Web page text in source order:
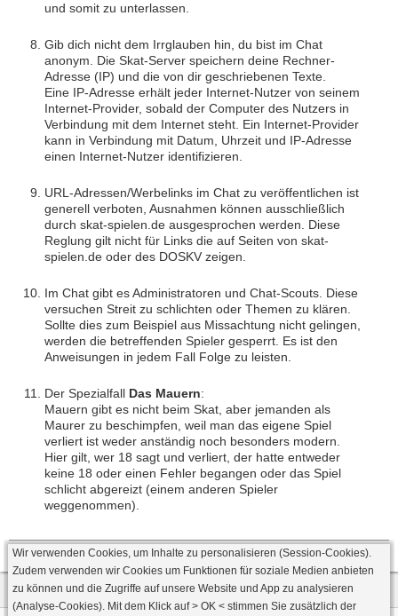
und somit zu unterlassen.
Gib dich nicht dem Irrglauben hin, du bist im Chat
anonym. Die Skat-Server speichern deine Rechner-
Adresse (IP) und die von dir geschriebenen Texte.
Eine IP-Adresse erhält jeder Internet-Nutzer von seinem
Internet-Provider, sobald der Computer des Nutzers in
Verbindung mit dem Internet steht. Ein Internet-Provider
kann in Verbindung mit Datum, Uhrzeit und IP-Adresse
einen Internet-Nutzer identifizieren.
URL-Adressen/Werbelinks im Chat zu veröffentlichen ist
generell verboten, Ausnahmen können ausschließlich
durch skat-spielen.de ausgesprochen werden. Diese
Reglung gilt nicht für Links die auf Seiten von skat-
spielen.de oder des DOSKV zeigen.
Im Chat gibt es Administratoren und Chat-Scouts. Diese
versuchen Streit zu schlichten oder Themen zu klären.
Sollte dies zum Beispiel aus Missachtung nicht gelingen,
werden die betreffenden Spieler gesperrt. Es ist den
Anweisungen in jedem Fall Folge zu leisten.
Der Spezialfall Das Mauern:
Mauern gibt es nicht beim Skat, aber jemanden als
Maurer zu beschimpfen, weil man das eigene Spiel
verliert ist weder anständig noch besonders modern.
Hier gilt, wer 18 sagt und verliert, der hatte entweder
keine 18 oder einen Fehler begangen oder das Spiel
schlicht abgereizt (einem anderen Spieler
weggenommen).
Wir verwenden Cookies, um Inhalte zu personalisieren (Session-Cookies).
Zudem verwenden wir Cookies um Funktionen für soziale Medien anbieten
zu können und die Zugriffe auf unsere Website und App zu analysieren
(Analyse-Cookies). Mit dem Klick auf> OK < stimmen Sie zusätzlich der